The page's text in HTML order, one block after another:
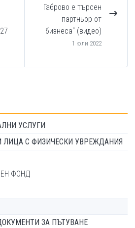
Габрово е търсен
партньор от
бизнеса“ (видео)
1 юли 2022
УСЛУГИ
С ФИЗИЧЕСКИ УВРЕЖДАНИЯ
ФОНД
ЗА ПЪТУВАНЕ